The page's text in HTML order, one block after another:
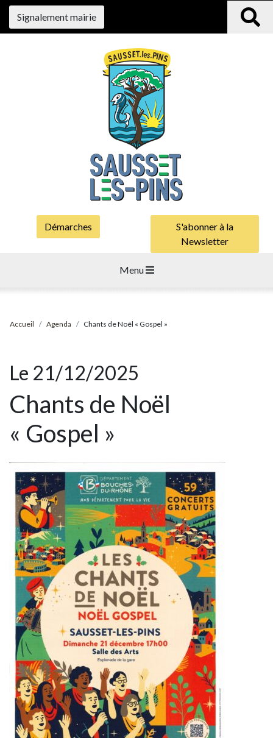
Signalement mairie
Démarches
S'abonner à la
Newsletter
Menu
Accueil Agenda Chants de Noël « Gospel »
Le 21/12/2025
Chants de Noël
« Gospel »